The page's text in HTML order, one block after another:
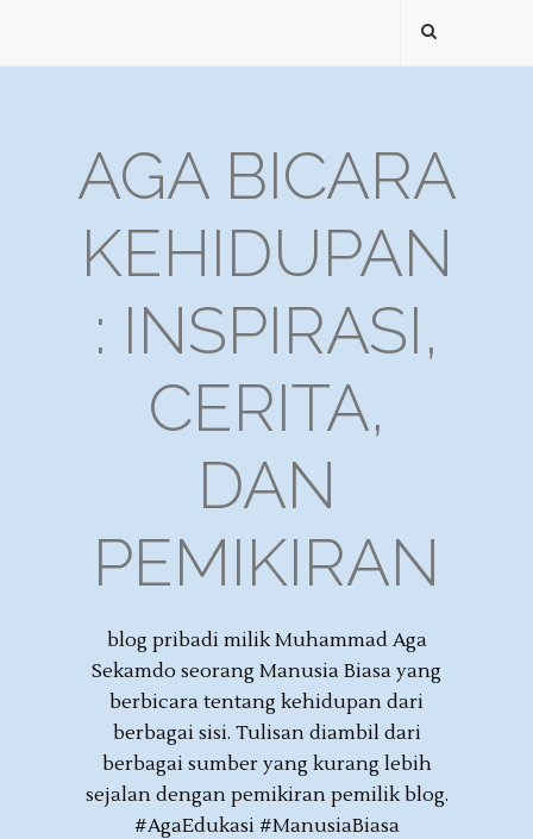
AGA BICARA
KEHIDUPAN
: INSPIRASI,
CERITA,
DAN
PEMIKIRAN
blog pribadi milik Muhammad Aga
Sekamdo seorang Manusia Biasa yang
berbicara tentang kehidupan dari
berbagai sisi. Tulisan diambil dari
berbagai sumber yang kurang lebih
sejalan dengan pemikiran pemilik blog.
#AgaEdukasi #ManusiaBiasa